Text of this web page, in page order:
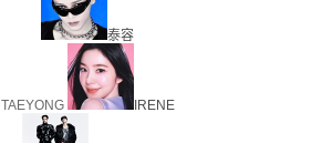
泰容
TAEYONG IRENE